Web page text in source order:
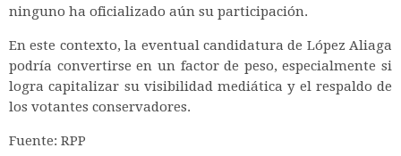
ninguno ha oficializado aún su participación.
En este contexto, la eventual candidatura de López Aliaga
podría convertirse en un factor de peso, especialmente si
logra capitalizar su visibilidad mediática y el respaldo de
los votantes conservadores.
Fuente: RPP